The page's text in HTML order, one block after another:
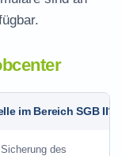
im Bereich SGB II?
des